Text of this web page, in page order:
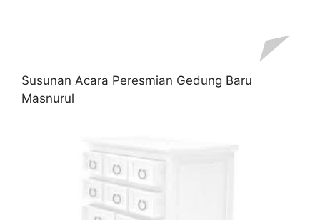
Susunan Acara Peresmian Gedung Baru
Masnurul